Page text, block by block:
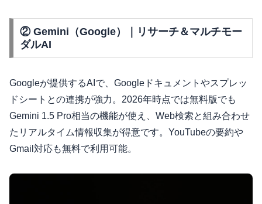
② Gemini（Google）｜リサーチ＆マルチモー
ダルAI
Googleが提供するAIで、Googleドキュメントやスプレッ
ドシートとの連携が強力。2026年時点では無料版でも
Gemini 1.5 Pro相当の機能が使え、Web検索と組み合わせ
たリアルタイム情報収集が得意です。YouTubeの要約や
Gmail対応も無料で利用可能。